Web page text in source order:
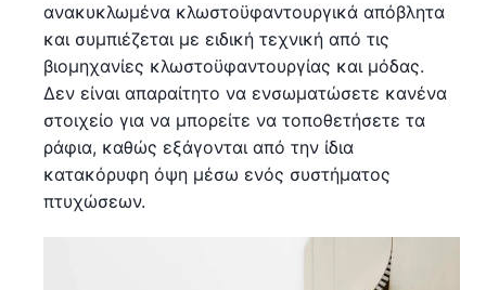
ανακυκλωμένα κλωστοϋφαντουργικά απόβλητα
και συμπιέζεται με ειδική τεχνική από τις
βιομηχανίες κλωστοϋφαντουργίας και μόδας.
Δεν είναι απαραίτητο να ενσωματώσετε κανένα
στοιχείο για να μπορείτε να τοποθετήσετε τα
ράφια, καθώς εξάγονται από την ίδια
κατακόρυφη όψη μέσω ενός συστήματος
πτυχώσεων.